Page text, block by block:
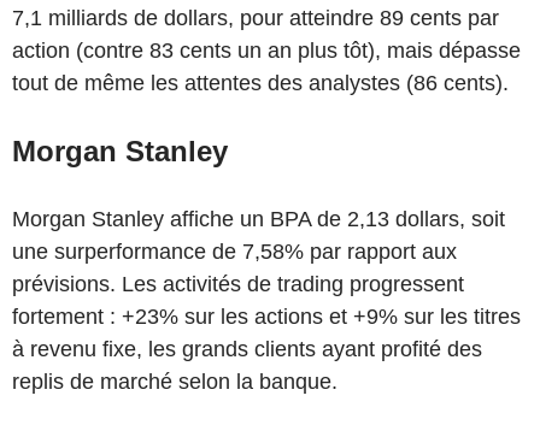
7,1 milliards de dollars, pour atteindre 89 cents par
action (contre 83 cents un an plus tôt), mais dépasse
tout de même les attentes des analystes (86 cents).
Morgan Stanley
Morgan Stanley affiche un BPA de 2,13 dollars, soit
une surperformance de 7,58% par rapport aux
prévisions. Les activités de trading progressent
fortement : +23% sur les actions et +9% sur les titres
à revenu fixe, les grands clients ayant profité des
replis de marché selon la banque.